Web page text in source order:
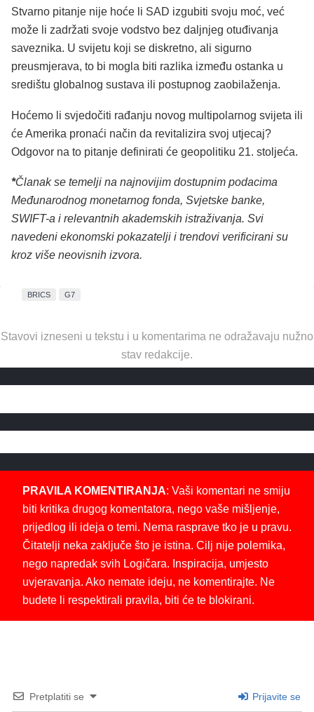
Stvarno pitanje nije hoće li SAD izgubiti svoju moć, već
može li zadržati svoje vodstvo bez daljnjeg otuđivanja
saveznika. U svijetu koji se diskretno, ali sigurno
preusmjerava, to bi mogla biti razlika između ostanka u
središtu globalnog sustava ili postupnog zaobilaženja.
Hoćemo li svjedočiti rađanju novog multipolarnog svijeta ili
će Amerika pronaći način da revitalizira svoj utjecaj?
Odgovor na to pitanje definirati će geopolitiku 21. stoljeća.
*Članak se temelji na najnovijim dostupnim podacima
Međunarodnog monetarnog fonda, Svjetske banke,
SWIFT-a i relevantnih akademskih istraživanja. Svi
navedeni ekonomski pokazatelji i trendovi verificirani su
kroz više neovisnih izvora.
BRICS G7
Stavovi izneseni u tekstu i u komentarima ne odražavaju nužno
stav redakcije.
PRAVILA KOMENTIRANJA: Vaši komentari ne smiju
biti kritika drugog komentatora, nego vaše mišljenje,
prijedlog ili ideja o temi. Nema rasprave tko je u pravu.
Čitatelji neka zaključe što je istina. Cilj nije polemika,
nego napredak svih Logičara. Inspiracija, umjesto
uvjeravanja. Ako nemate ideju, ne komentirajte. Ne
budete li respektirali pravila, biti će te blokirani.
Pretplatiti se Prijavite se